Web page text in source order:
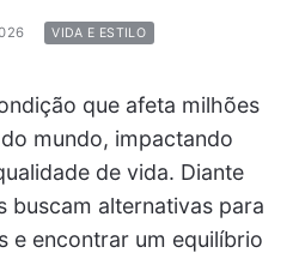
VIDA E ESTILO
que afeta milhões
mundo, impactando
de vida. Diante
buscam alternativas para
e encontrar um equilíbrio